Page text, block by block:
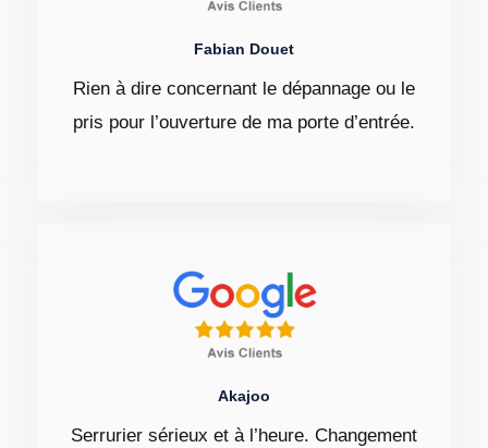
Fabian Douet
Rien à dire concernant le dépannage ou le
pris pour l’ouverture de ma porte d’entrée.
Akajoo
Serrurier sérieux et à l’heure. Changement